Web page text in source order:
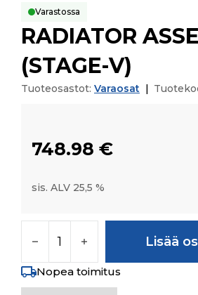
Varastossa
RADIATOR
(STAGE-V)
Tuoteosastot: Varaosat
748.98 €
sis. ALV 25,5 %
Lisää
Nopea toimitus